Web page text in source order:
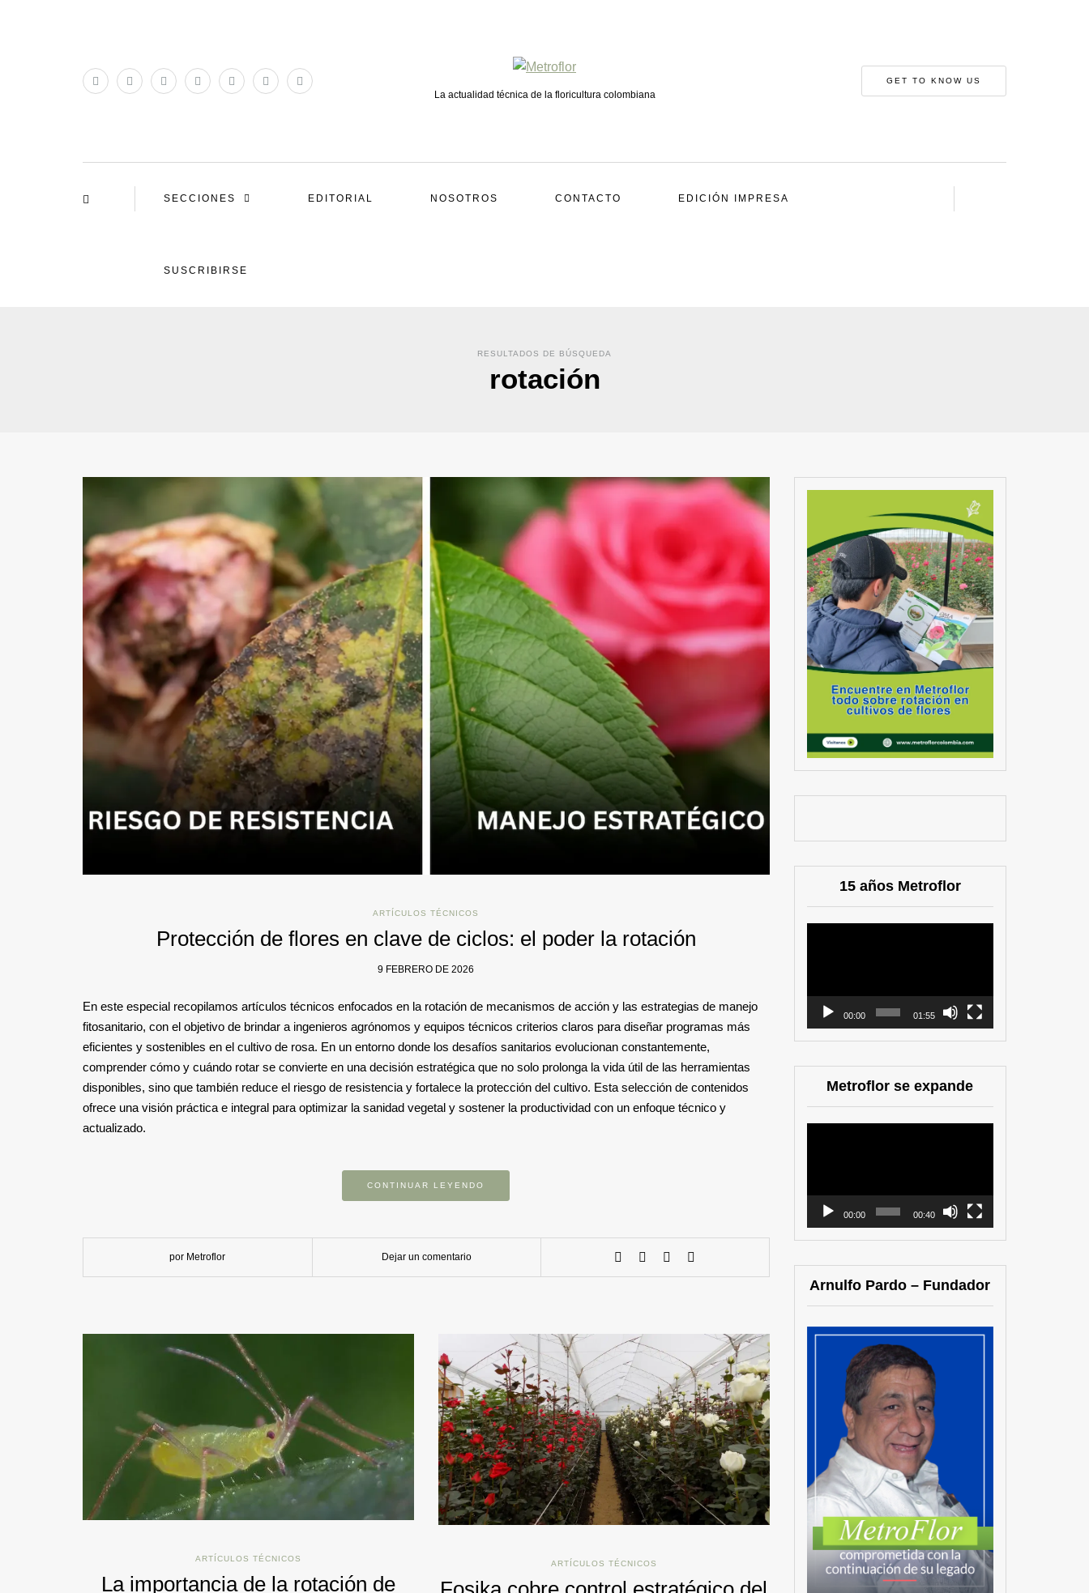
La actualidad técnica de la floricultura colombiana
GET TO KNOW US
SECCIONES EDITORIAL NOSOTROS CONTACTO EDICIÓN IMPRESA
SUSCRIBIRSE
RESULTADOS DE BÚSQUEDA
rotación
ARTÍCULOS TÉCNICOS
Protección de flores en clave de ciclos: el poder la rotación
9 FEBRERO DE 2026
En este especial recopilamos artículos técnicos enfocados en la rotación de mecanismos de acción y las estrategias de manejo
fitosanitario, con el objetivo de brindar a ingenieros agrónomos y equipos técnicos criterios claros para diseñar programas más
eficientes y sostenibles en el cultivo de rosa. En un entorno donde los desafíos sanitarios evolucionan constantemente,
comprender cómo y cuándo rotar se convierte en una decisión estratégica que no solo prolonga la vida útil de las herramientas
disponibles, sino que también reduce el riesgo de resistencia y fortalece la protección del cultivo. Esta selección de contenidos
ofrece una visión práctica e integral para optimizar la sanidad vegetal y sostener la productividad con un enfoque técnico y
actualizado.
CONTINUAR LEYENDO
por Metroflor Dejar un comentario
ARTÍCULOS TÉCNICOS
La importancia de la rotación de
ARTÍCULOS TÉCNICOS
15 años Metroflor
00:00 01:55
Metroflor se expande
00:00 00:40
Arnulfo Pardo – Fundador